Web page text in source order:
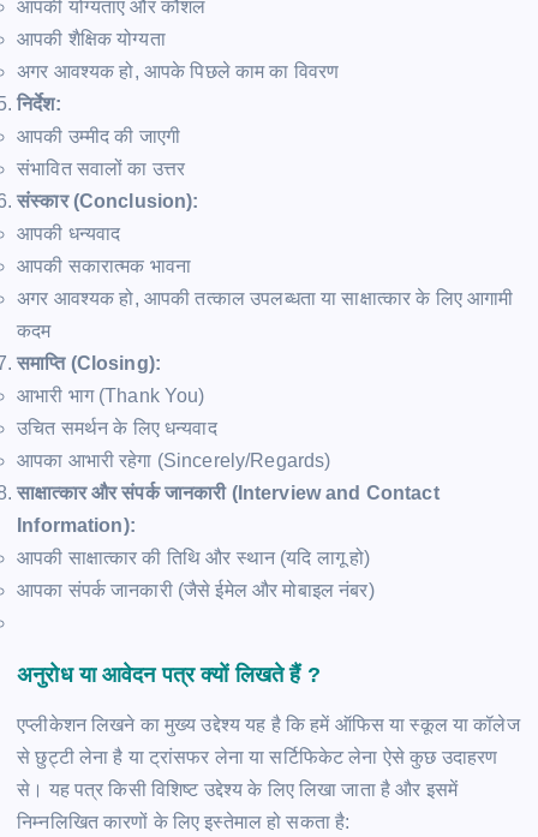
आपकी योग्यताएं और कौशल
आपकी शैक्षिक योग्यता
अगर आवश्यक हो, आपके पिछले काम का विवरण
निर्देश:
आपकी उम्मीद की जाएगी
संभावित सवालों का उत्तर
संस्कार (Conclusion):
आपकी धन्यवाद
आपकी सकारात्मक भावना
अगर आवश्यक हो, आपकी तत्काल उपलब्धता या साक्षात्कार के लिए आगामी
कदम
समाप्ति (Closing):
आभारी भाग (Thank You)
उचित समर्थन के लिए धन्यवाद
आपका आभारी रहेगा (Sincerely/Regards)
साक्षात्कार और संपर्क जानकारी (Interview and Contact
Information):
आपकी साक्षात्कार की तिथि और स्थान (यदि लागू हो)
आपका संपर्क जानकारी (जैसे ईमेल और मोबाइल नंबर)
अनुरोध या आवेदन पत्र क्यों लिखते हैं ?
एप्लीकेशन लिखने का मुख्य उद्देश्य यह है कि हमें ऑफिस या स्कूल या कॉलेज
से छुट्टी लेना है या ट्रांसफर लेना या सर्टिफिकेट लेना ऐसे कुछ उदाहरण
से। यह पत्र किसी विशिष्ट उद्देश्य के लिए लिखा जाता है और इसमें
निम्नलिखित कारणों के लिए इस्तेमाल हो सकता है: